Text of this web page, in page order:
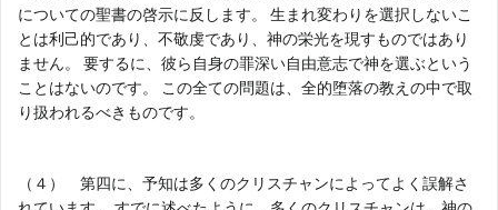
についての聖書の啓示に反します。 生まれ変わりを選択しないこ
とは利己的であり、不敬虔であり、神の栄光を現すものではあり
ません。 要するに、彼ら自身の罪深い自由意志で神を選ぶという
ことはないのです。 この全ての問題は、全的堕落の教えの中で取
り扱われるべきものです。
（４） 第四に、予知は多くのクリスチャンによってよく誤解さ